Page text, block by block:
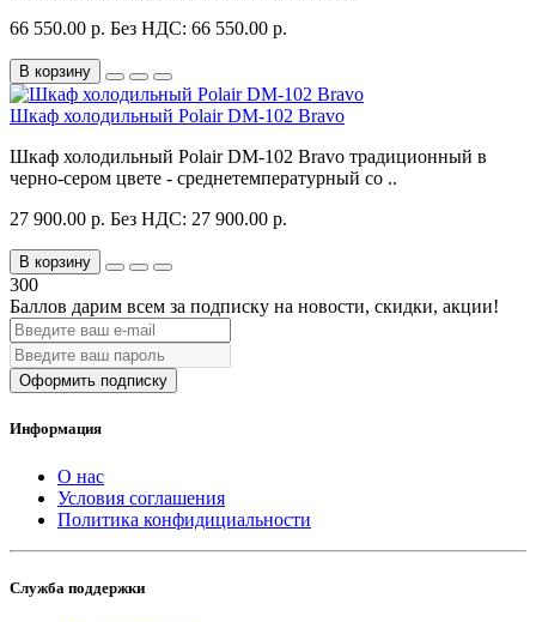
66 550.00 р. Без НДС: 66 550.00 р.
В корзину
Шкаф холодильный Polair DM-102 Bravo
Шкаф холодильный Polair DM-102 Bravo традиционный в
черно-сером цвете - среднетемпературный со ..
27 900.00 р. Без НДС: 27 900.00 р.
В корзину
300
Баллов дарим всем за подписку на новости, скидки, акции!
Оформить подписку
Информация
О нас
Условия соглашения
Политика конфидициальности
Служба поддержки